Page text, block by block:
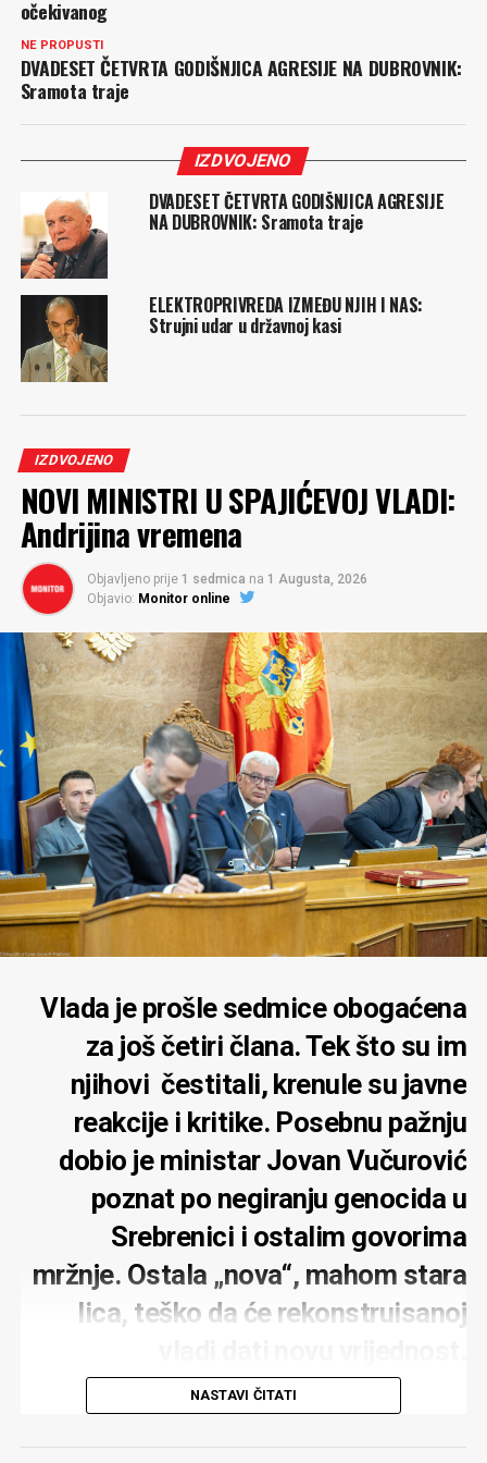
očekivanog
NE PROPUSTI
DVADESET ČETVRTA GODIŠNJICA AGRESIJE NA DUBROVNIK:
Sramota traje
IZDVOJENO
DVADESET ČETVRTA GODIŠNJICA AGRESIJE
NA DUBROVNIK: Sramota traje
ELEKTROPRIVREDA IZMEĐU NJIH I NAS:
Strujni udar u državnoj kasi
IZDVOJENO
NOVI MINISTRI U SPAJIĆEVOJ VLADI:
Andrijina vremena
Objavljeno prije 1 sedmica na 1 Augusta, 2026
Objavio: Monitor online
Vlada je prošle sedmice obogaćena
za još četiri člana. Tek što su im
njihovi čestitali, krenule su javne
reakcije i kritike. Posebnu pažnju
dobio je ministar Jovan Vučurović
poznat po negiranju genocida u
Srebrenici i ostalim govorima
mržnje. Ostala „nova“, mahom stara
lica, teško da će rekonstruisanoj
Zadovoljstvo je predsjednika
NASTAVI ČITATI